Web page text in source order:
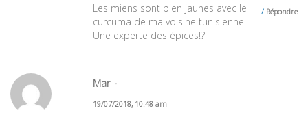
Répondre
Les miens sont bien jaunes avec le
curcuma de ma voisine tunisienne!
Une experte des épices!?
Mar
19/07/2018, 10:48 am